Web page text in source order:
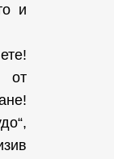
и
от